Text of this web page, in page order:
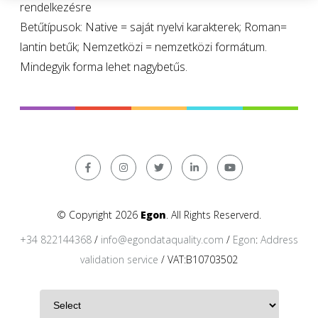
rendelkezésre
Betűtípusok: Native = saját nyelvi karakterek; Roman=
lantin betűk; Nemzetközi = nemzetközi formátum.
Mindegyik forma lehet nagybetűs.
© Copyright 2026 Egon. All Rights Reserverd.
+34 822144368 / info@egondataquality.com / Egon: Address
validation service / VAT:B10703502